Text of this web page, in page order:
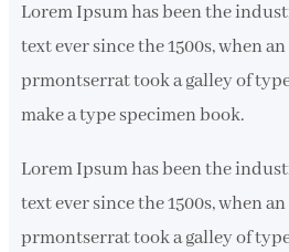
c
h
Lorem Ipsum has been the
text ever since the 1500s, when
prmontserrat took a galley of
make a type specimen book.
Lorem Ipsum has been the
text ever since the 1500s, when
prmontserrat took a galley of